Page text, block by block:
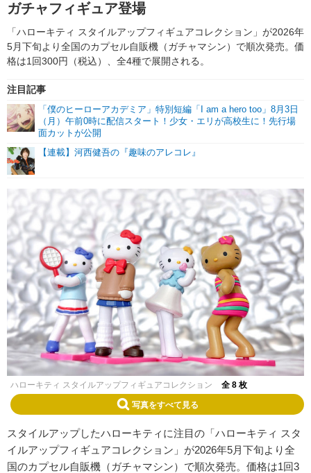
声優
舞台 新帝スタ
動画
連載・ブログ一覧
編集部ブログ・お知らせ
ガチャフィギュア登場
「ハローキティ スタイルアップフィギュアコレクション」が2026年
5月下旬より全国のカプセル自販機（ガチャマシン）で順次発売。価
格は1回300円（税込）、全4種で展開される。
注目記事
「僕のヒーローアカデミア」特別短編「I am a hero too」8月3日
（月）午前0時に配信スタート！少女・エリが高校生に！先行場
面カットが公開
【連載】河西健吾の『趣味のアレコレ』
ハローキティ スタイルアップフィギュアコレクション 全 8 枚
写真をすべて見る
スタイルアップしたハローキティに注目の「ハローキティ スタ
イルアップフィギュアコレクション」が2026年5月下旬より全
国のカプセル自販機（ガチャマシン）で順次発売。価格は1回3